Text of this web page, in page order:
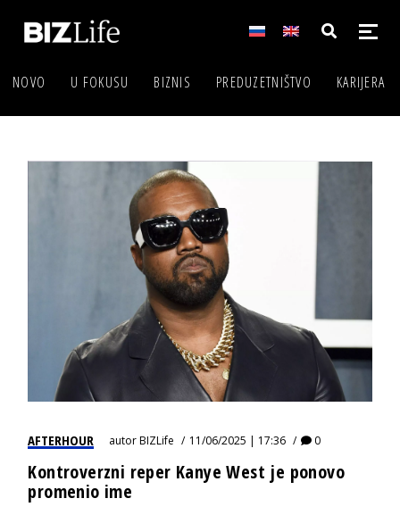
NOVO U FOKUSU BIZNIS PREDUZETNIŠTVO KARIJERA
AFTERHOUR autorBIZLife 11/06/2025 | 17:36 0
Kontroverzni reper Kanye West je ponovo
promenio ime